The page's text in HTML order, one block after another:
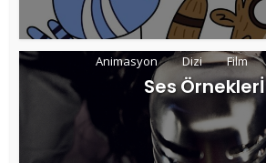
Animasyon Dizi Film
Ses Örneklerİ